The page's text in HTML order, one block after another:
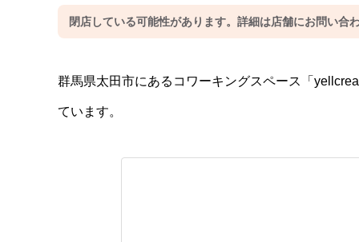
閉店している可能性があります。詳細は店舗にお問い合
群馬県太田市にあるコワーキングスペース「
ています。